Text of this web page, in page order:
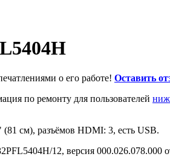
о его работе! Оставить
по ремонту для пользователей
см), разъёмов HDMI: 3, есть USB.
12, версия 000.026.078.000